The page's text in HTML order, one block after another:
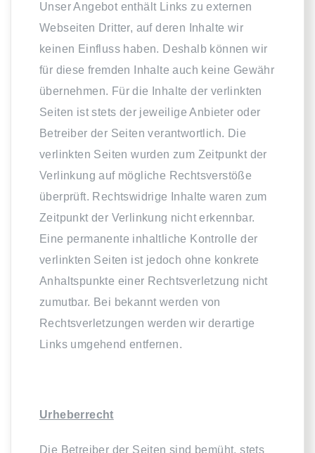
Unser Angebot enthält Links zu externen
Webseiten Dritter, auf deren Inhalte wir
keinen Einfluss haben. Deshalb können wir
für diese fremden Inhalte auch keine Gewähr
übernehmen. Für die Inhalte der verlinkten
Seiten ist stets der jeweilige Anbieter oder
Betreiber der Seiten verantwortlich. Die
verlinkten Seiten wurden zum Zeitpunkt der
Verlinkung auf mögliche Rechtsverstöße
überprüft. Rechtswidrige Inhalte waren zum
Zeitpunkt der Verlinkung nicht erkennbar.
Eine permanente inhaltliche Kontrolle der
verlinkten Seiten ist jedoch ohne konkrete
Anhaltspunkte einer Rechtsverletzung nicht
zumutbar. Bei bekannt werden von
Rechtsverletzungen werden wir derartige
Links umgehend entfernen.
Urheberrecht
Die Betreiber der Seiten sind bemüht, stets